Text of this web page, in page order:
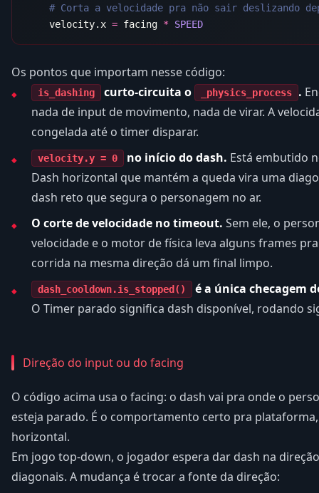
    velocity.x
= facing *
Os pontos que importam nesse código:
is_dashing curto-circuita o _physics_process .
nada de input de movimento, nada de virar. A
congelada até o timer disparar.
velocity.y = 0 no início do dash. Está embutido
Dash horizontal que mantém a queda vira uma
dash reto que segura o personagem no ar.
O corte de velocidade no timeout. Sem ele, o
velocidade e o motor de física leva alguns frames
corrida na mesma direção dá um final limpo.
dash_cooldown.is_stopped()
é a única checagem
O Timer parado significa dash disponível, rodando
Direção do input ou do facing
O código acima usa o facing: o dash vai pra onde o
esteja parado. É o comportamento certo pra
horizontal.
Em jogo top-down, o jogador espera dar dash na
diagonais. A mudança é trocar a fonte da direção: